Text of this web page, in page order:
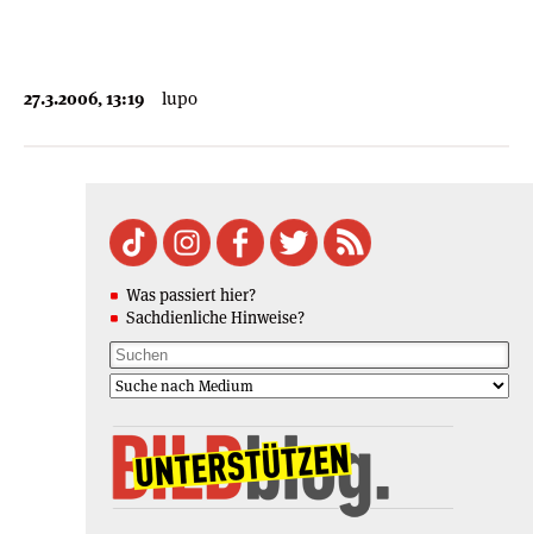
27.3.2006, 13:19 lupo
Was passiert hier?
Sachdienliche Hinweise?